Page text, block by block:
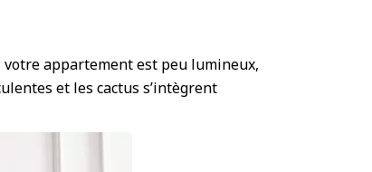
votre appartement est peu lumineux,
et les cactus s’intègrent